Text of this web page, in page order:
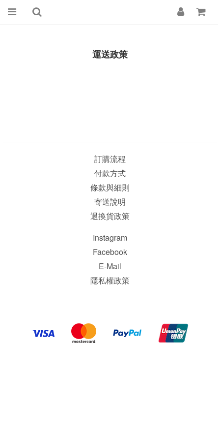
運送政策
訂購流程
付款方式
條款與細則
寄送說明
退換貨政策
Instagram
Facebook
E-Mail
隱私權政策